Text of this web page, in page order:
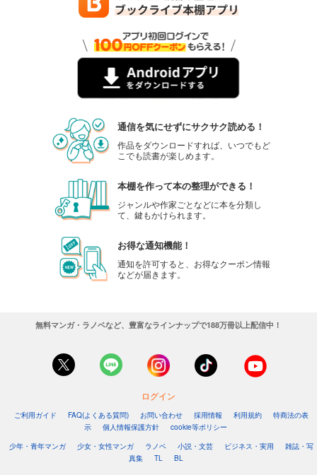
通信を気にせずにサクサク読める！
作品をダウンロードすれば、いつでもど
こでも読書が楽しめます。
本棚を作って本の整理ができる！
ジャンルや作家ごとなどに本を分類し
て、鍵もかけられます。
お得な通知機能！
通知を許可すると、お得なクーポン情報
などが届きます。
無料マンガ・ラノベなど、豊富なラインナップで188万冊以上配信中！
ログイン
ご利用ガイド FAQ(よくある質問) お問い合わせ 採用情報 利用規約
特商法の表
示
個人情報保護方針
cookie等ポリシー
少年・青年マンガ
少女・女性マンガ ラノベ 小説・文芸 ビジネス・実用
雑誌・写
真集
TL BL